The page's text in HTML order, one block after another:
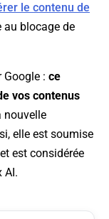
le contenu de
au blocage de
Google : ce
vos contenus
nouvelle
elle est soumise
est considérée
AI.